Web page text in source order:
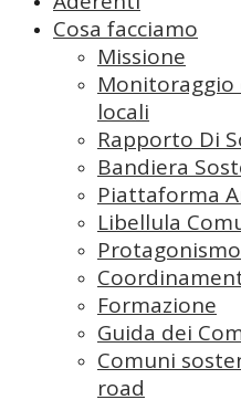
Cosa facciamo
Missione
locali
Rapporto Di
Bandiera
Piattaforma
Libellula
Formazione
Guida dei
Comuni
road